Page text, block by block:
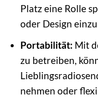
Platz eine Rolle
oder Design
Portabilität: Mit
zu betreiben,
nehmen oder